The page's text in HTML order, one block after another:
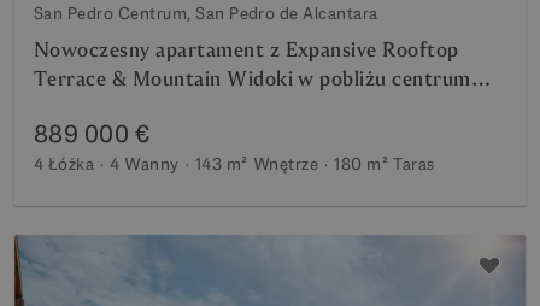
San Pedro Centrum, San Pedro de Alcantara
Nowoczesny apartament z Expansive Rooftop
Terrace & Mountain Widoki w pobliżu centrum
889 000 €
4 Łóżka 4 Wanny 143 m² Wnętrze 180 m² Taras